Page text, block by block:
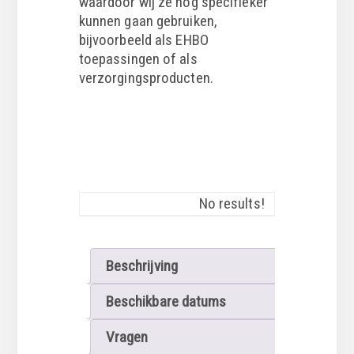
kunnen gaan gebruiken,
bijvoorbeeld als EHBO
toepassingen of als
verzorgingsproducten.
No results!
Beschrijving
Beschikbare datums
Vragen